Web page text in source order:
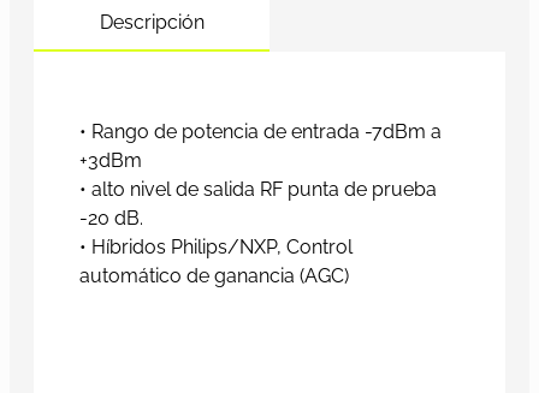
Descripción
• Rango de potencia de entrada -7dBm a
+3dBm
• alto nivel de salida RF punta de prueba
-20 dB.
• Híbridos Philips/NXP, Control
automático de ganancia (AGC)